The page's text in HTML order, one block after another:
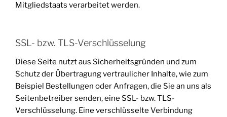
Mitgliedstaats verarbeitet werden.
SSL- bzw. TLS-Verschlüsselung
Diese Seite nutzt aus Sicherheitsgründen und zum
Schutz der Übertragung vertraulicher Inhalte, wie zum
Beispiel Bestellungen oder Anfragen, die Sie an uns als
Seitenbetreiber senden, eine SSL- bzw. TLS-
Verschlüsselung. Eine verschlüsselte Verbindung